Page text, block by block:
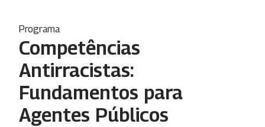
Programa
Competências
Antirracistas:
Fundamentos para
Agentes Públicos